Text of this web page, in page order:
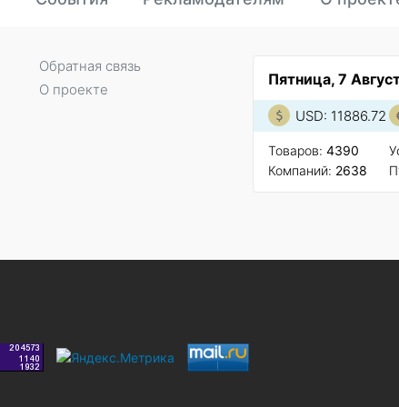
Пятница, 7
USD: 11886.72
Товаров: 4390
Компаний: 2638
Обратная связь
О проекте